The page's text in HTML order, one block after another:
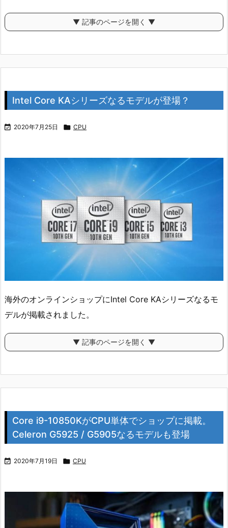
▼ 記事のページを開く ▼
Intel Core KAシリーズなるモデルが登場？
 2020年7月25日  CPU
海外のオンラインショップにIntel Core KAシリーズなるモ
デルが掲載されました。
▼ 記事のページを開く ▼
Core i9-10850KがCPU単体でショップに掲載。
Celeron G5925 / G5905なるモデルも登場
 2020年7月19日  CPU